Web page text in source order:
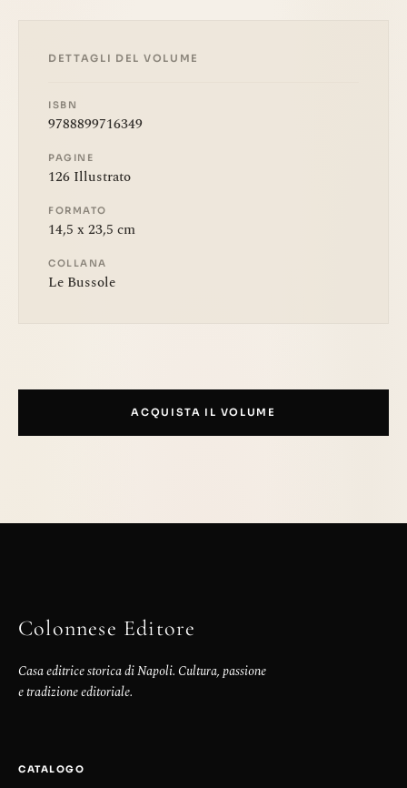
DETTAGLI DEL VOLUME
ISBN
9788899716349
PAGINE
126 Illustrato
FORMATO
14,5 x 23,5 cm
COLLANA
Le Bussole
ACQUISTA IL VOLUME
Colonnese Editore
Casa editrice storica di Napoli. Cultura, passione
e tradizione editoriale.
CATALOGO